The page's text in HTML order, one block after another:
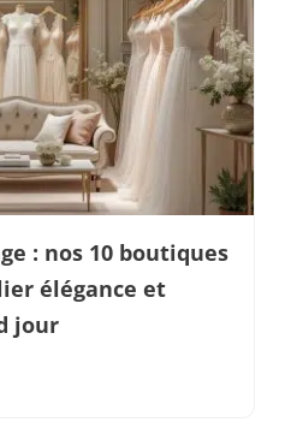
: nos 10 boutiques
élégance et
jour